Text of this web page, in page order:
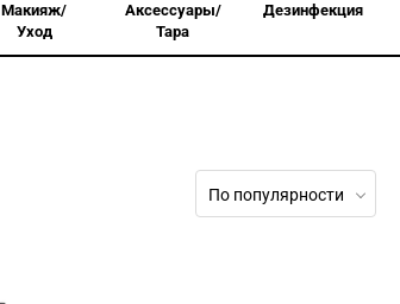
Макияж/
Уход
Аксессуары/
Тара
Дезинфекция
По популярности